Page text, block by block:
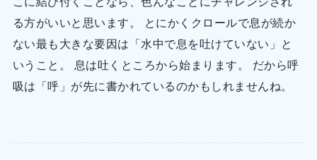
る方がいいと思います。 とにかくクロールで息が続か
ない最も大きな要因は「水中で息を吐けていない」と
いうこと。 息は吐くところから始まります。 だから呼
吸は「呼」が先に書かれているのかもしれませんね。